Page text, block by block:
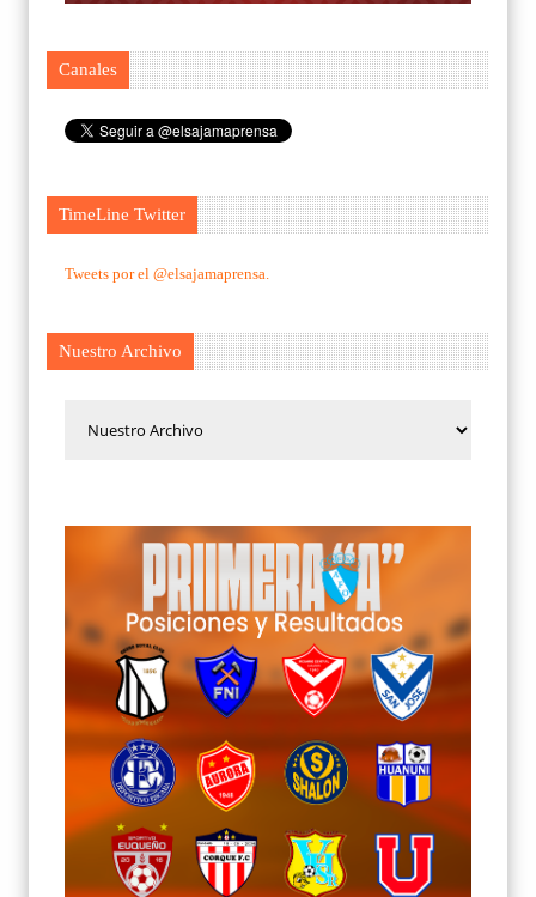
Canales
TimeLine Twitter
Tweets por el @elsajamaprensa.
Nuestro Archivo